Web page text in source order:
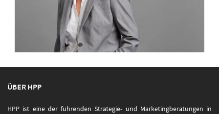
ÜBER HPP
HPP ist eine der führenden Strategie- und Marketingberatungen in